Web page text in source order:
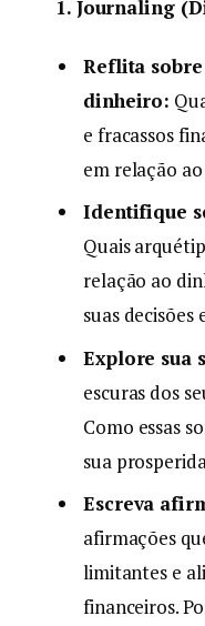
1. Journaling
Reflita
dinheiro:
e fracassos
em relação
Identifique
Quais
relação ao
suas
Explore sua
escuras dos
Como essas
sua
Escreva
afirmações
limitantes e
financeiros.